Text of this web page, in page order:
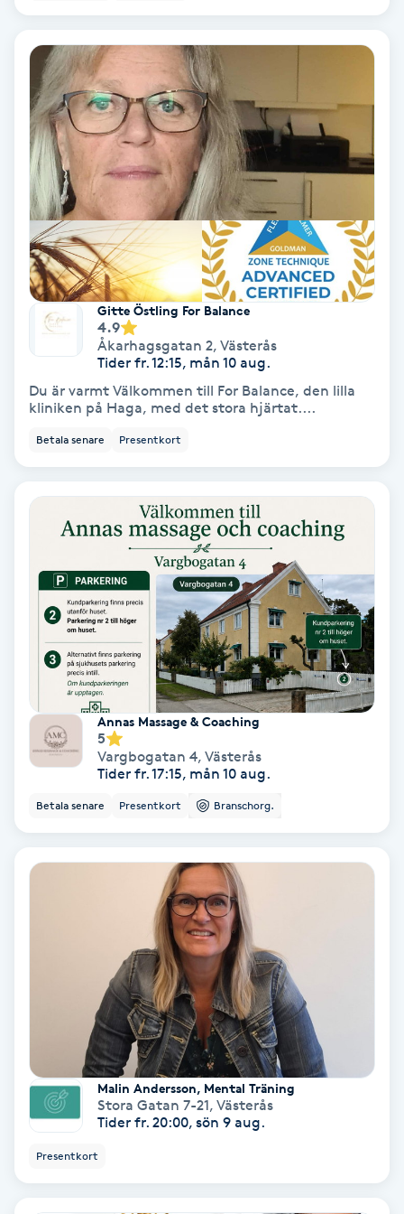
Ansiktsbehandling djuprengörande
Babylights
Balayage
Bambumassage
Barber
Barnklippning
Blowout
Bottenfärg
Brynformning
Brynplockning
Bröllopsuppsättning
Celluliter
Coachning
Cryoterapi
Diamantslipning
Enzympeeling
Gitte Östling For Balance
4.9
Åkarhagsgatan 2, Västerås
Tider fr. 12:15, mån 10 aug.
Du är varmt Välkommen till For Balance, den lilla
kliniken på Haga, med det stora hjärtat....
Betala senare Presentkort
Annas Massage & Coaching
5
Vargbogatan 4, Västerås
Tider fr. 17:15, mån 10 aug.
Betala senare Presentkort Branschorg.
Malin Andersson, Mental Träning
Stora Gatan 7-21, Västerås
Tider fr. 20:00, sön 9 aug.
Presentkort